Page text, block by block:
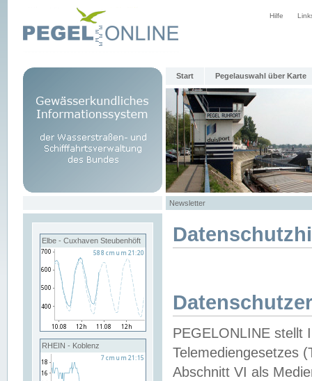
Hilfe
Start Pegelauswahl über Karte
Newsletter
Elbe - Cuxhaven Steubenhöft
RHEIN - Koblenz
PEGELONLINE stellt
Telemediengesetzes
Abschnitt VI als